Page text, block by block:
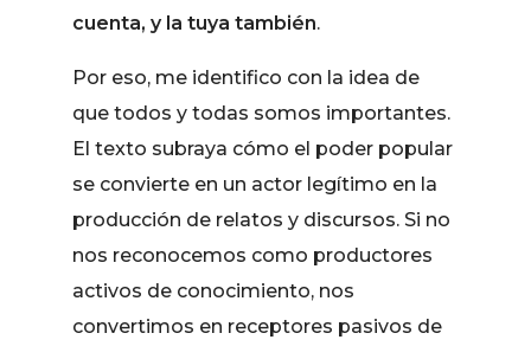
cuenta, y la tuya también.
Por eso, me identifico con la idea de
que todos y todas somos importantes.
El texto subraya cómo el poder popular
se convierte en un actor legítimo en la
producción de relatos y discursos. Si no
nos reconocemos como productores
activos de conocimiento, nos
convertimos en receptores pasivos de